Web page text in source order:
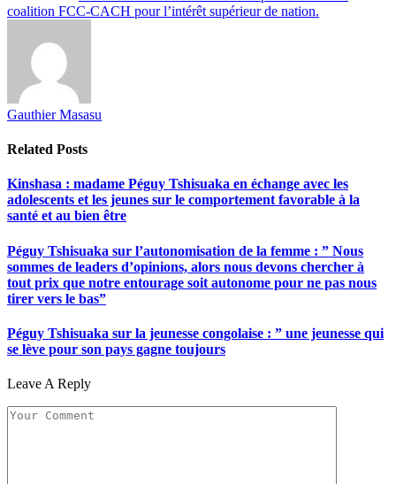
coalition FCC-CACH pour l’intérêt supérieur de nation.
Gauthier Masasu
Related Posts
Kinshasa : madame Péguy Tshisuaka en échange avec les
adolescents et les jeunes sur le comportement favorable à la
santé et au bien être
Péguy Tshisuaka sur l’autonomisation de la femme : ” Nous
sommes de leaders d’opinions, alors nous devons chercher à
tout prix que notre entourage soit autonome pour ne pas nous
tirer vers le bas”
Péguy Tshisuaka sur la jeunesse congolaise : ” une jeunesse qui
se lève pour son pays gagne toujours
Leave A Reply